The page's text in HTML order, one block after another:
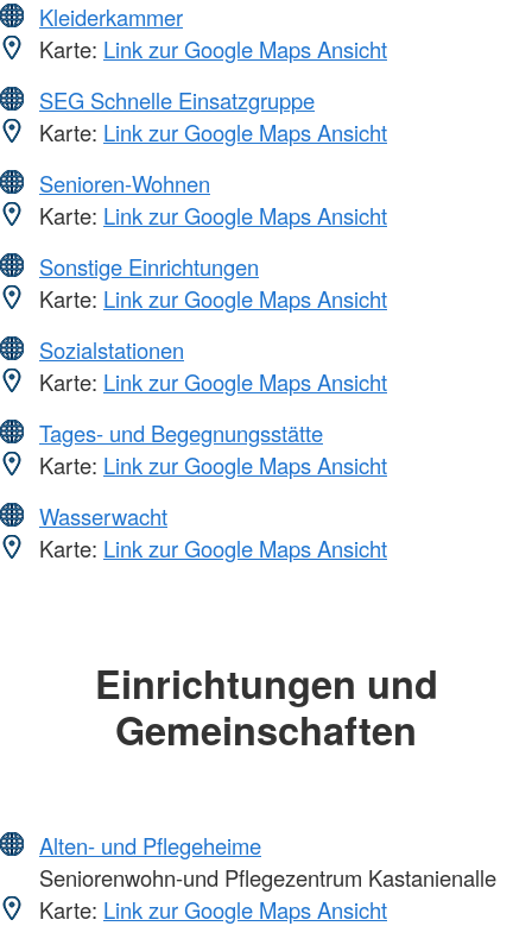
Kleiderkammer
Karte: Link zur Google Maps Ansicht
SEG Schnelle Einsatzgruppe
Karte: Link zur Google Maps Ansicht
Senioren-Wohnen
Karte: Link zur Google Maps Ansicht
Sonstige Einrichtungen
Karte: Link zur Google Maps Ansicht
Sozialstationen
Karte: Link zur Google Maps Ansicht
Tages- und Begegnungsstätte
Karte: Link zur Google Maps Ansicht
Wasserwacht
Karte: Link zur Google Maps Ansicht
Einrichtungen und
Gemeinschaften
Alten- und Pflegeheime
Seniorenwohn-und Pflegezentrum Kastanienalle
Karte: Link zur Google Maps Ansicht